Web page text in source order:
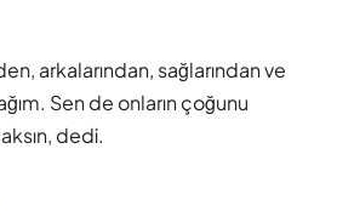
arkalarından, sağlarından ve
Sen de onların çoğunu
dedi.